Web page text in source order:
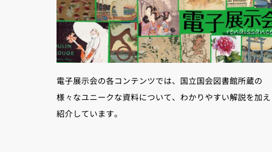
電子展示会の各コンテンツでは、国立国会図書館所蔵の
様々なユニークな資料について、わかりやすい解説を加え
紹介しています。